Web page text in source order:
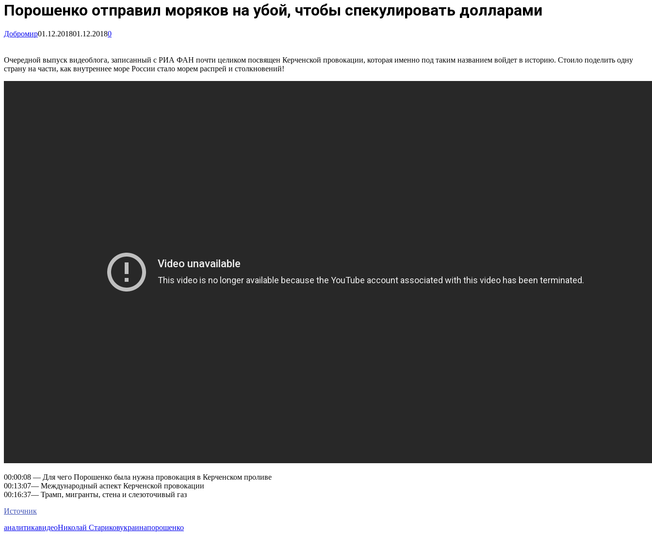
Порошенко отправил моряков на убой, чтобы спекулировать долларами
Добромир01.12.201801.12.20180
Очередной выпуск видеоблога, записанный с РИА ФАН почти целиком посвящен Керченской провокации, которая именно под таким названием войдет в историю. Стоило поделить одну
страну на части, как внутреннее море России стало морем распрей и столкновений!
00:00:08 — Для чего Порошенко была нужна провокация в Керченском проливе
00:13:07— Международный аспект Керченской провокации
00:16:37— Трамп, мигранты, стена и слезоточивый газ
Источник
аналитикавидеоНиколай Стариковукраинапорошенко